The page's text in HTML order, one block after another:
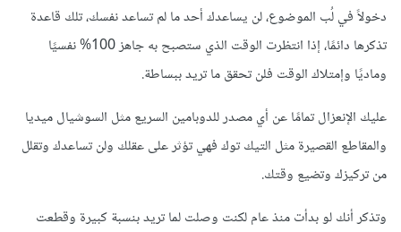
دخولاً في لُب الموضوع، لن يساعدك أحد ما لم تساعد نفسك، تلك قاعدة
تذكرها دائمًا، إذا انتظرت الوقت الذي ستصبح به جاهز 100% نفسيًا
وماديًا وإمتلاك الوقت فلن تحقق ما تريد ببساطة.
عليك الإنعزال تمامًا عن أي مصدر للدوبامين السريع مثل السوشيال ميديا
والمقاطع القصيرة مثل التيك توك فهي تؤثر على عقلك ولن تساعدك وتقلل
من تركيزك وتضيع وقتك.
وتذكر أنك لو بدأت منذ عام لكنت وصلت لما تريد بنسبة كبيرة وقطعت